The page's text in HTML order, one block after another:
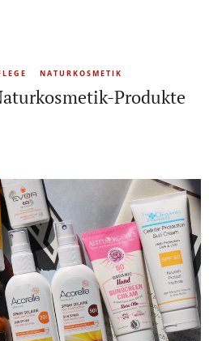
NATURKOSMETIK
Produkte